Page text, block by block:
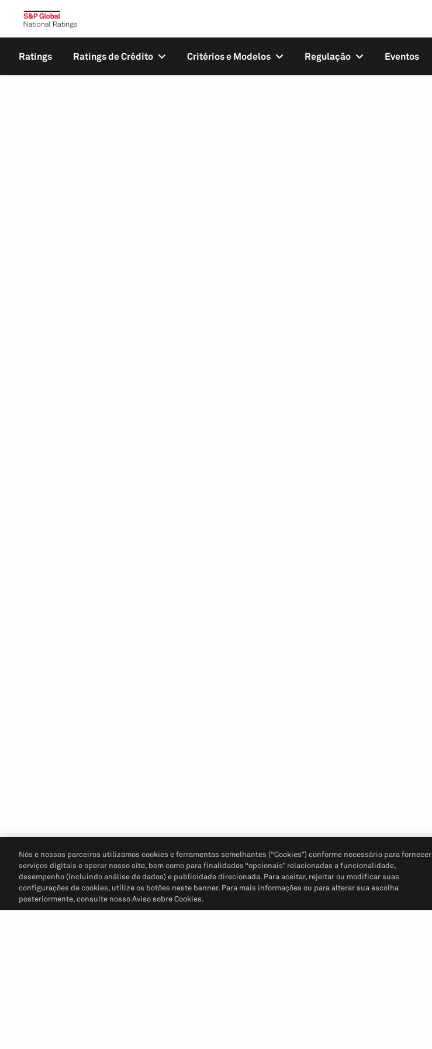
Ratings Ratings de Crédito Critérios e Modelos Regulação Eventos
Nós e nossos parceiros utilizamos cookies e ferramentas semelhantes (“Cookies”) conforme necessário para fornecer
serviços digitais e operar nosso site, bem como para finalidades “opcionais” relacionadas a funcionalidade,
desempenho (incluindo análise de dados) e publicidade direcionada. Para aceitar, rejeitar ou modificar suas
configurações de cookies, utilize os botões neste banner. Para mais informações ou para alterar sua escolha
posteriormente, consulte nosso Aviso sobre Cookies.